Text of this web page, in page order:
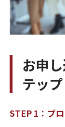
お申
テップ
STEP 1：プ